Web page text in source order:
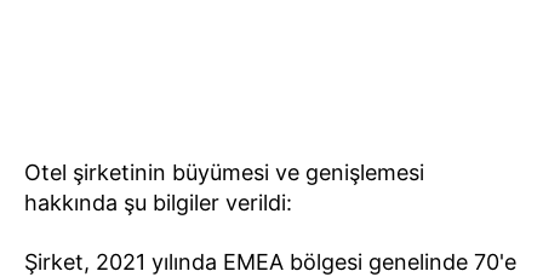
Otel şirketinin büyümesi ve genişlemesi
hakkında şu bilgiler verildi:
Şirket, 2021 yılında EMEA bölgesi genelinde 70'e